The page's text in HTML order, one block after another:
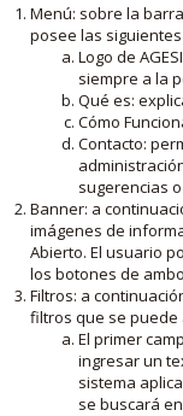
Menú: sobre la
posee las
Logo de
siempre a la
Qué es:
Cómo
Contacto:
sugerencias
Banner: a
imágenes de
Abierto. El usuario
los botones de
Filtros: a
filtros que se puede
El primer
ingresar un
sistema
se buscará